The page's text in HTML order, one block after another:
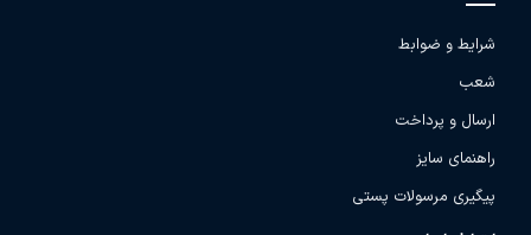
شرایط و ضوابط
شعب
ارسال و پرداخت
راهنمای سایز
پیگیری مرسولات پستی